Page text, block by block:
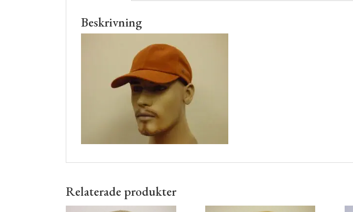
Beskrivning
Relaterade produkter